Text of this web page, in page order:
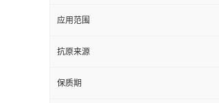
应用范围
抗原来源
保质期